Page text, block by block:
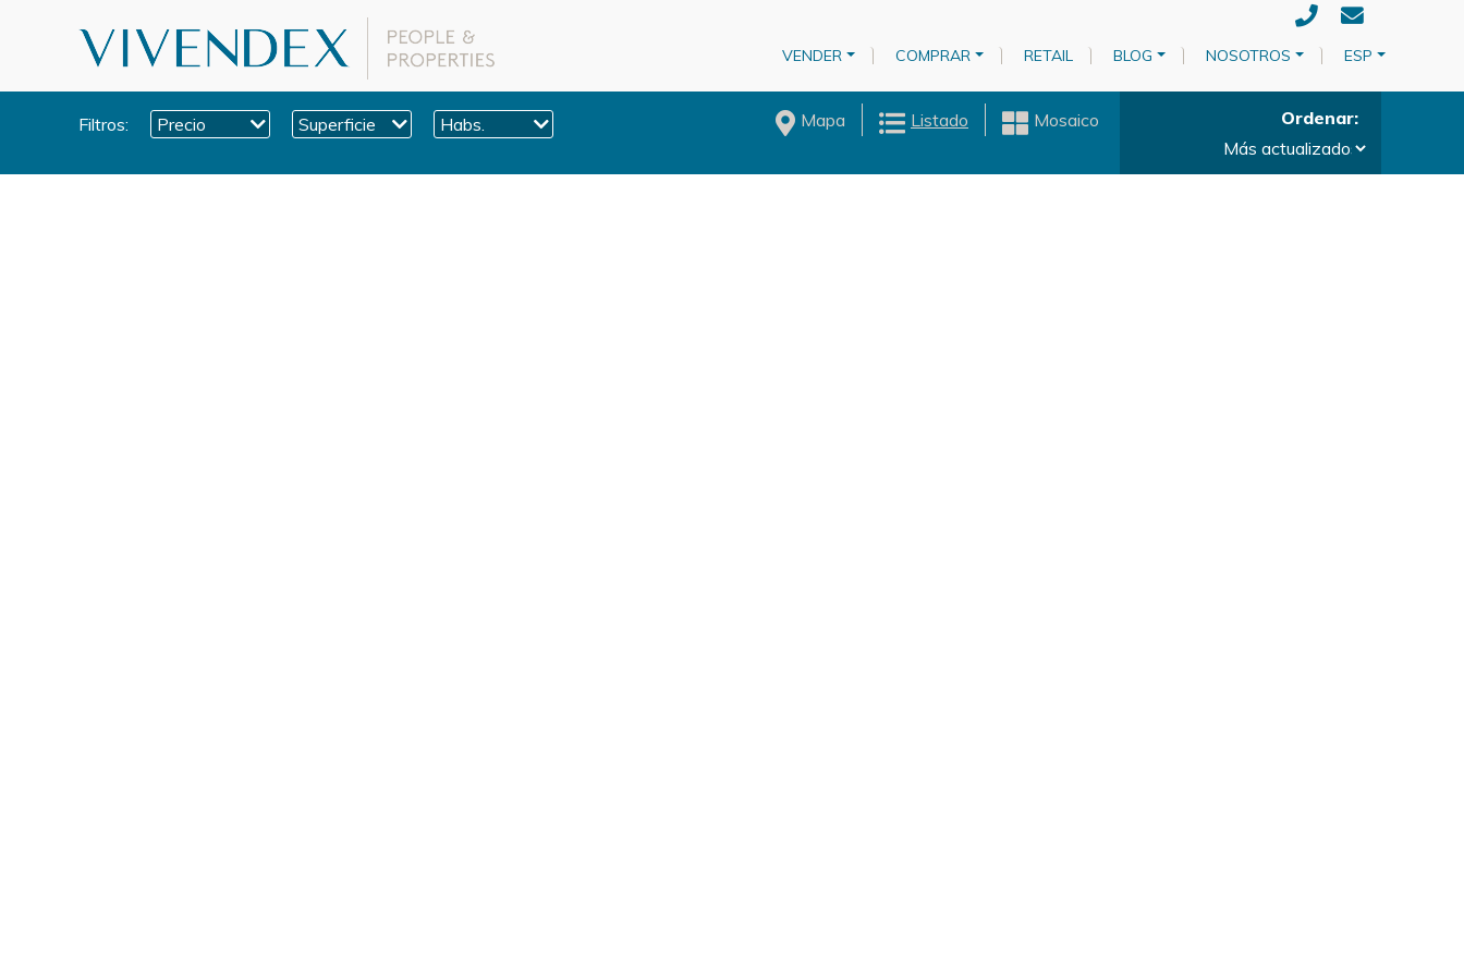
VENDER COMPRAR RETAIL BLOG NOSOTROS ESP
Filtros: Precio Superficie Habs. Mapa Listado Mosaico Ordenar